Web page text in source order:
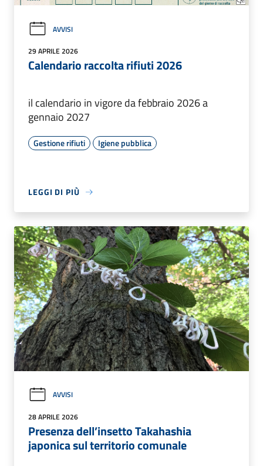
AVVISI
29 APRILE 2026
Calendario raccolta rifiuti 2026
il calendario in vigore da febbraio 2026 a
gennaio 2027
Gestione rifiuti Igiene pubblica
LEGGI DI PIÙ
AVVISI
28 APRILE 2026
Presenza dell’insetto Takahashia
japonica sul territorio comunale